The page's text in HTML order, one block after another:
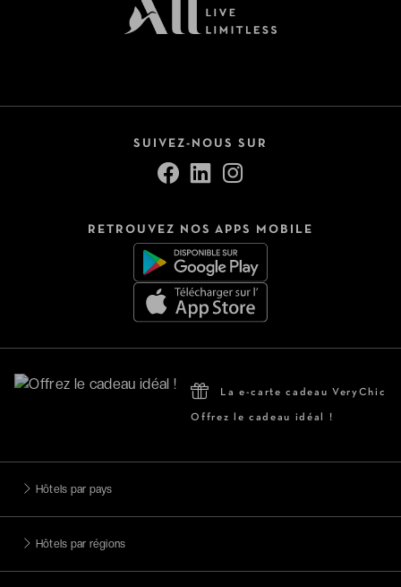
SUIVEZ-NOUS SUR
RETROUVEZ NOS APPS MOBILE
La e-carte cadeau VeryChic
Offrez le cadeau idéal !
Hôtels par pays
Hôtels par régions